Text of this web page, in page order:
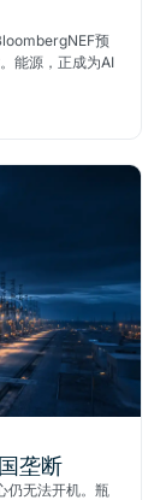
预
能源，正成为AI
垄断
仍无法开机。瓶